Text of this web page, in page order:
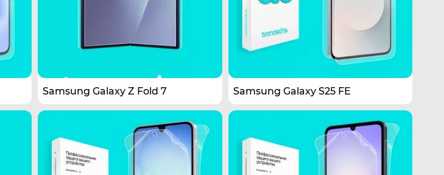
Samsung Galaxy Z Fold 7 Samsung Galaxy S25 FE